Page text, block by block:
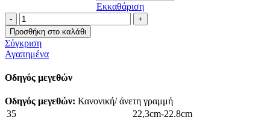
Εκκαθάριση
Πέδιλο
με
χαμηλό
τακούνι
απλό
ποσότητα
Προσθήκη στο καλάθι
Σύγκριση
Αγαπημένα
Οδηγός μεγεθών
Οδηγός μεγεθών: Κανονική/ άνετη γραμμή
35
22,3cm-22.8cm